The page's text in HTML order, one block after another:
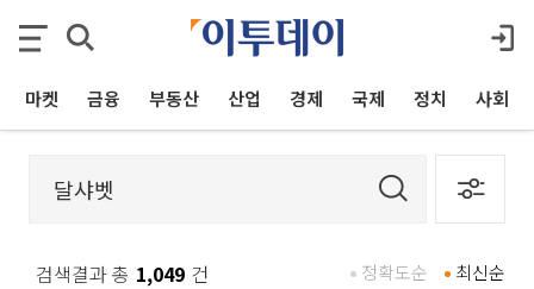
마켓 금융 부동산 산업 경제 국제 정치 사회
검색결과 총 1,049 건 최신순
정확도순